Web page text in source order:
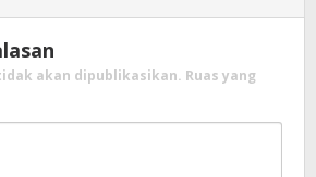
akan dipublikasikan. Ruas yang